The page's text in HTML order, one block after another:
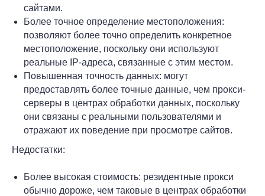
сайтами.
Более точное определение местоположения:
позволяют более точно определить конкретное
местоположение, поскольку они используют
реальные IP-адреса, связанные с этим местом.
Повышенная точность данных: могут
предоставлять более точные данные, чем прокси-
серверы в центрах обработки данных, поскольку
они связаны с реальными пользователями и
отражают их поведение при просмотре сайтов.
Недостатки:
Более высокая стоимость: резидентные прокси
обычно дороже, чем таковые в центрах обработки